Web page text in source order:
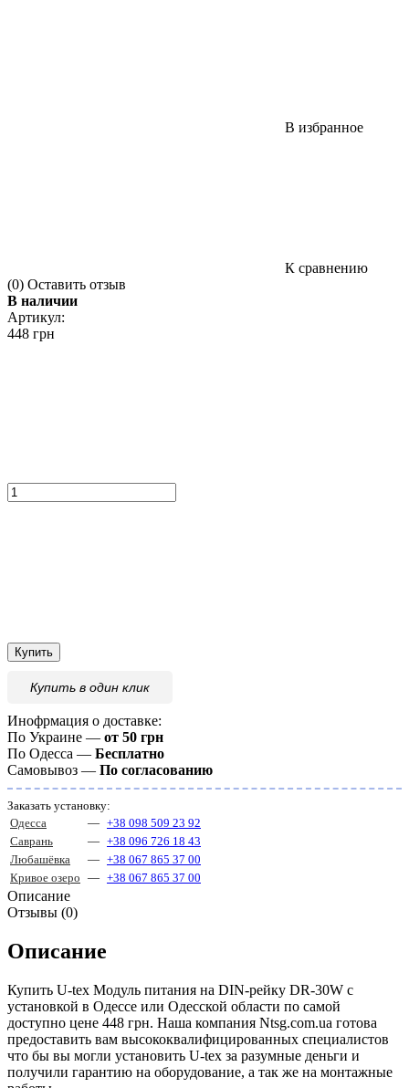
В избранное
К сравнению
(0) Оставить отзыв
В наличии
Артикул:
448 грн
Купить
Купить в один клик
Инофрмация о доставке:
По Украине — от 50 грн
По Одесса — Бесплатно
Самовывоз — По согласованию
Заказать установку:
Одесса
— +38 098 509 23 92
Саврань
— +38 096 726 18 43
Любашёвка
— +38 067 865 37 00
Кривое озеро — +38 067 865 37 00
Описание
Отзывы (0)
Описание
Купить U-tex Модуль питания на DIN-рейку DR-30W с
установкой в Одессе или Одесской области по самой
доступно цене 448 грн. Наша компания Ntsg.com.ua готова
предоставить вам высококвалифицированных специалистов
что бы вы могли установить U-tex за разумные деньги и
получили гарантию на оборудование, а так же на монтажные